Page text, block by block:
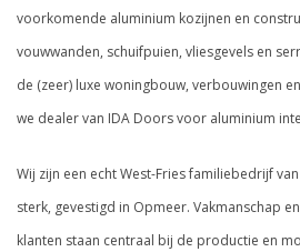
voorkomende aluminium kozijnen en
vouwwanden, schuifpuien, vliesgevels en
de (zeer) luxe woningbouw, verbouwingen
we dealer van IDA Doors voor aluminium
Wij zijn een echt West-Fries familiebedrijf
sterk, gevestigd in Opmeer. Vakmanschap
klanten staan centraal bij de productie en